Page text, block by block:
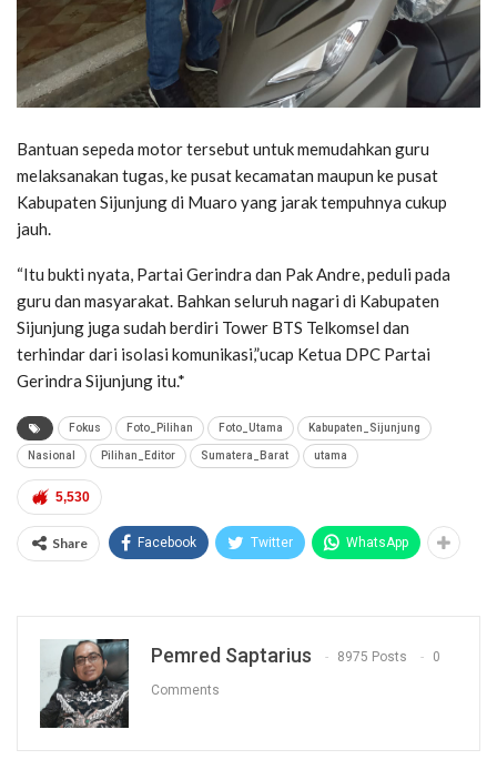
Bantuan sepeda motor tersebut untuk memudahkan guru
melaksanakan tugas, ke pusat kecamatan maupun ke pusat
Kabupaten Sijunjung di Muaro yang jarak tempuhnya cukup
jauh.
“Itu bukti nyata, Partai Gerindra dan Pak Andre, peduli pada
guru dan masyarakat. Bahkan seluruh nagari di Kabupaten
Sijunjung juga sudah berdiri Tower BTS Telkomsel dan
terhindar dari isolasi komunikasi,”ucap Ketua DPC Partai
Gerindra Sijunjung itu.*
Fokus Foto_Pilihan Foto_Utama Kabupaten_Sijunjung
Nasional Pilihan_Editor Sumatera_Barat utama
5,530
Share Facebook Twitter WhatsApp
Pemred Saptarius 8975 Posts 0
Comments